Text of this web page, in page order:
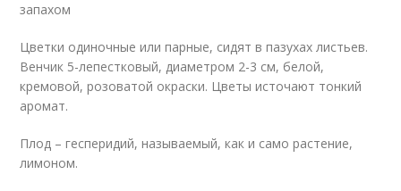
запахом
Цветки одиночные или парные, сидят в пазухах листьев.
Венчик 5-лепестковый, диаметром 2-3 см, белой,
кремовой, розоватой окраски. Цветы источают тонкий
аромат.
Плод – гесперидий, называемый, как и само растение,
лимоном.